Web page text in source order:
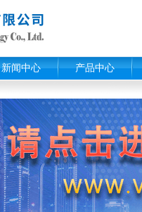
新闻中心 产品中心